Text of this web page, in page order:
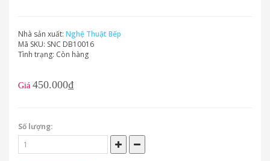
Nhà sản xuất: Nghệ Thuật Bếp
Mã SKU: SNC DB10016
Tình trạng: Còn hàng
Giá 450.000₫
Số lượng: